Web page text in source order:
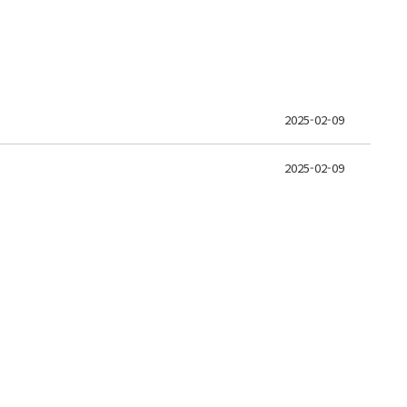
2025-02-09
2025-02-09